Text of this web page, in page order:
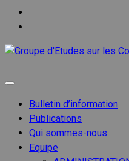
Bulletin d’information
Publications
Qui sommes-nous
Equipe